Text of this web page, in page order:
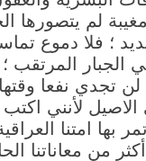
لم يتصورها
؛ فلا دموع
الجبار
تجدي نفعا وقتها
الاصيل لأنني
تمر بها امتنا
من معاناتنا